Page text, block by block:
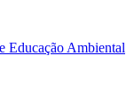
Educação Ambiental